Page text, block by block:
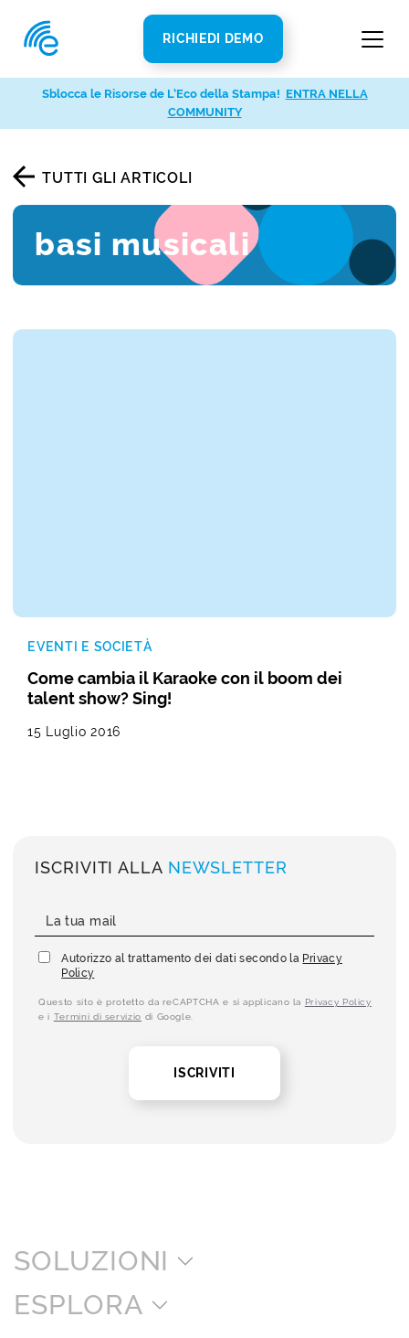
RICHIEDI DEMO
TUTTI GLI ARTICOLI
basi musicali
EVENTI E SOCIETÀ
Come cambia il Karaoke con il boom dei
talent show? Sing!
15 Luglio 2016
ISCRIVITI ALLA NEWSLETTER
Autorizzo al trattamento dei dati secondo la Privacy
Policy
Questo sito è protetto da reCAPTCHA e si applicano la Privacy Policy
e i Termini di servizio di Google.
ISCRIVITI
SOLUZIONI
ESPLORA
Sblocca le Risorse de L’Eco della Stampa! ENTRA NELLA
COMMUNITY